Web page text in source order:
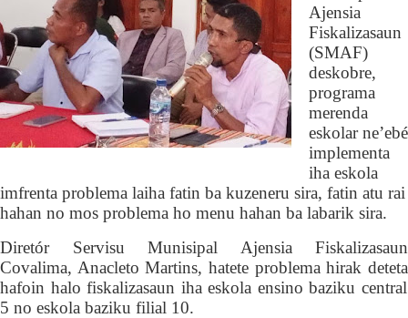
Ajensia
Fiskalizasaun
(SMAF)
deskobre,
programa
merenda
eskolar ne’ebé
implementa
iha eskola
imfrenta problema laiha fatin ba kuzeneru sira, fatin atu rai
hahan no mos problema ho menu hahan ba labarik sira.
Diretór Servisu Munisipal Ajensia Fiskalizasaun
Covalima, Anacleto Martins, hatete problema hirak deteta
hafoin halo fiskalizasaun iha eskola ensino baziku central
5 no eskola baziku filial 10.